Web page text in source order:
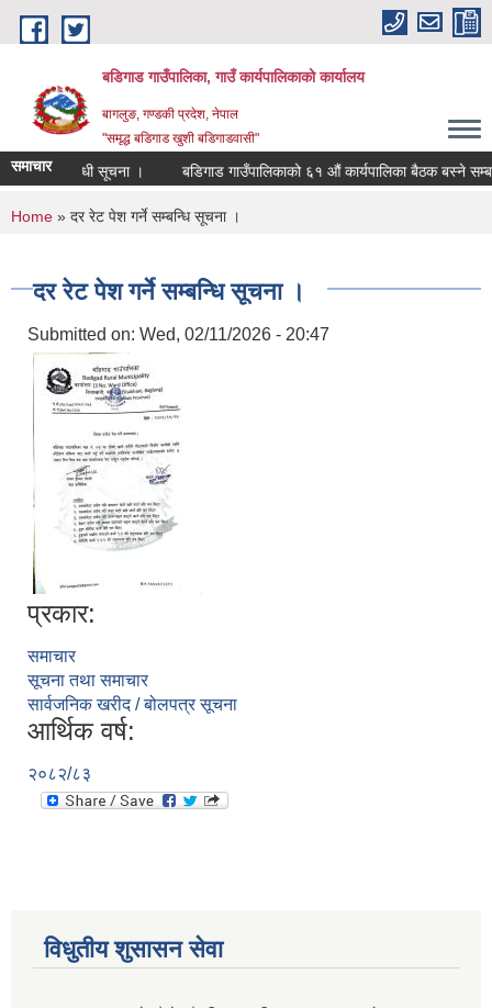
Skip to main content
बडिगाड गाउँपालिका, गाउँ कार्यपालिकाको कार्यालय
बागलुङ, गण्डकी प्रदेश, नेपाल
"समृद्ध बडिगाड खुशी बडिगाडवासी"
समाचार
गर्ने सम्बन्धी सूचना । बडिगाड गाउँपालिकाको ६१ औं कार्यपालिका बैठक बस्ने
You are here
Home » दर रेट पेश गर्ने सम्बन्धि सूचना ।
दर रेट पेश गर्ने सम्बन्धि सूचना ।
Submitted on: Wed, 02/11/2026 - 20:47
प्रकार:
समाचार
सूचना तथा समाचार
सार्वजनिक खरीद / बोलपत्र सूचना
आर्थिक वर्ष:
२०८२/८३
विधुतीय शुसासन सेवा